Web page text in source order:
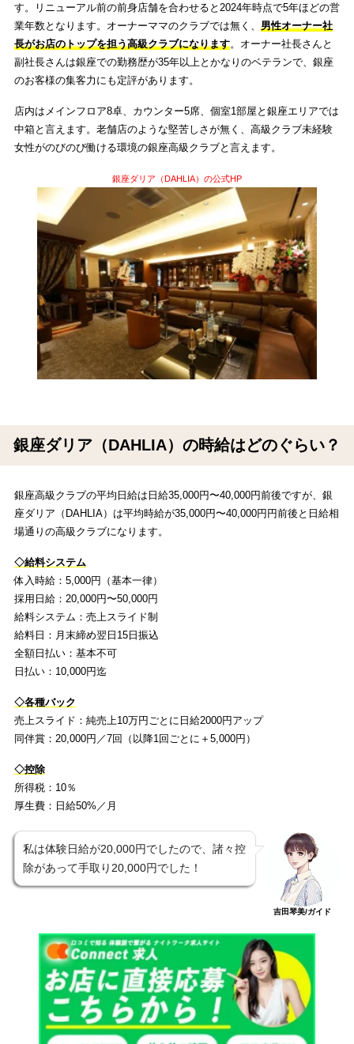
す。リニューアル前の前身店舗を合わせると2024年時点で5年ほどの営
業年数となります。オーナーママのクラブでは無く、 男性オーナー社
長がお店のトップを担う高級クラブになります。オーナー社長さんと
副社長さんは銀座での勤務歴が35年以上とかなりのベテランで、銀座
のお客様の集客力にも定評があります。
店内はメインフロア8卓、カウンター5席、個室1部屋と銀座エリアでは
中箱と言えます。老舗店のような堅苦しさが無く、高級クラブ未経験
女性がのびのび働ける環境の銀座高級クラブと言えます。
銀座ダリア（DAHLIA）の公式HP
銀座ダリア（DAHLIA）の時給はどのぐらい？
銀座高級クラブの平均日給は日給35,000円〜40,000円前後ですが、銀
座ダリア（DAHLIA）は平均時給が35,000円〜40,000円円前後と日給相
場通りの高級クラブになります。
◇給料システム
体入時給：5,000円（基本一律）
採用日給：20,000円〜50,000円
給料システム：売上スライド制
給料日：月末締め翌日15日振込
全額日払い：基本不可
日払い：10,000円迄
◇各種バック
売上スライド：純売上10万円ごとに日給2000円アップ
同伴賞：20,000円／7回（以降1回ごとに＋5,000円）
◇控除
所得税：10％
厚生費：日給50%／月
私は体験日給が20,000円でしたので、諸々控
除があって手取り20,000円でした！
吉田琴美/ガイド